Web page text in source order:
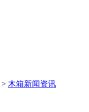
> 木箱新闻资讯